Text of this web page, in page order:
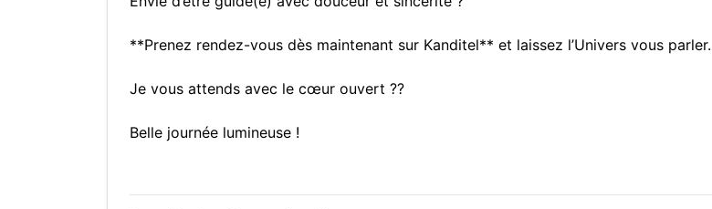
**Prenez rendez-vous dès maintenant sur Kanditel** et laissez l’Univers vous parler.
Je vous attends avec le cœur ouvert ??
Belle journée lumineuse !